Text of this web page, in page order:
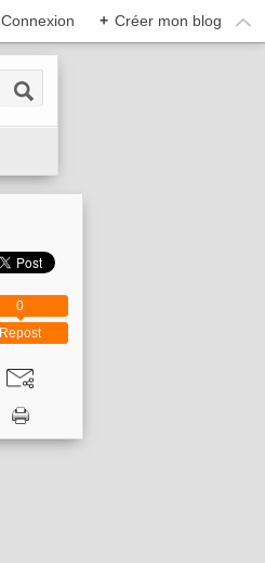
Connexion + Créer mon blog
Repost
0